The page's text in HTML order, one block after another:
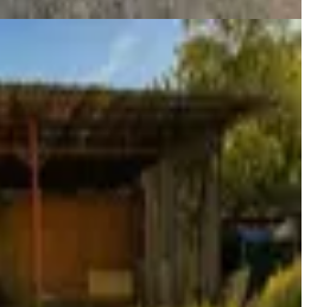
Çavuşbaşın'da Kiralık Arsa
Mahallesi
175/m² · 17.07.2026
Fatih Türkmen